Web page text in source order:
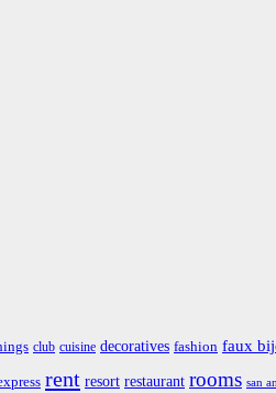
club cuisine decoratives fashion faux
rent resort restaurant rooms san